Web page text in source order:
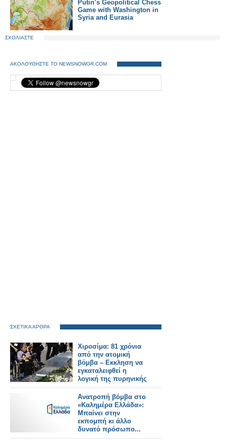
Putin’s Geopolitical Chess
Game with Washington in
Syria and Eurasia
ΣΧΟΛΙΑΣΤΕ
ΑΚΟΛΟΥΘΗΣΤΕ ΤΟ NEWSNOWGR.COM
ΣΧΕΤΙΚΑ ΑΡΘΡΑ
Χιροσίμα: 81 χρόνια
από την ατομική
βόμβα – Εκκληση να
εγκαταλειφθεί η
λογική της πυρηνικής
αποτροπής
Ανατροπή βόμβα στο
«Καλημέρα Ελλάδα»:
Μπαίνει στην
εκπομπή κι άλλο
δυνατό πρόσωπο...